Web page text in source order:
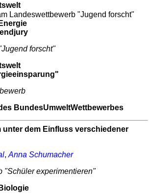
Landes­wett­bewerb "Jugend forscht"
forscht"
Bundes­Umwelt­Wettbewerbes
unter dem Einfluss verschiedener
, Anna Schumacher
"Schüler expe­ri­men­tieren"